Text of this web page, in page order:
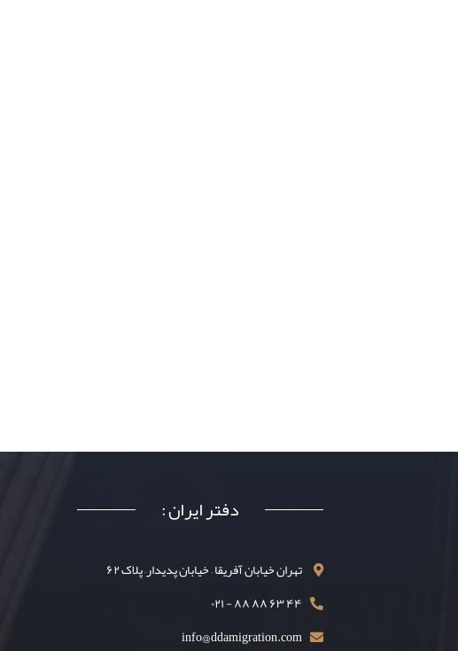
دفتر ایران :
تهران خیابان آفریقا – خیابان پدیدار– پلاک ۶۲
۴۴ ۶۳ ۸۸ ۸۸ - ۰۲۱
info@ddamigration.com